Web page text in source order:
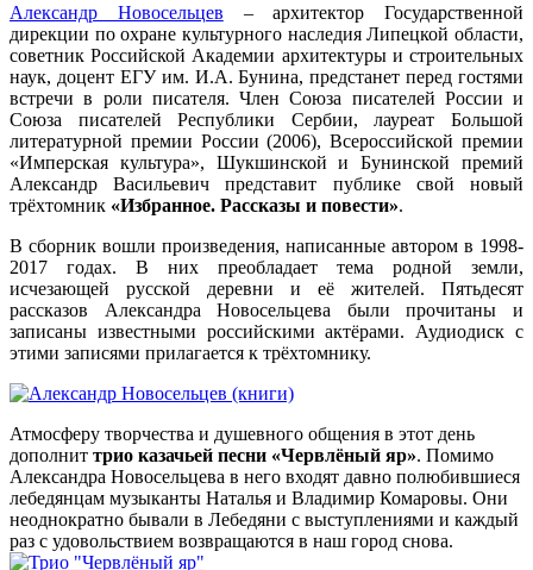
Александр Новосельцев – архитектор Государственной
дирекции по охране культурного наследия Липецкой области,
советник Российской Академии архитектуры и строительных
наук, доцент ЕГУ им. И.А. Бунина, предстанет перед гостями
встречи в роли писателя. Член Союза писателей России и
Союза писателей Республики Сербии, лауреат Большой
литературной премии России (2006), Всероссийской премии
«Имперская культура», Шукшинской и Бунинской премий
Александр Васильевич представит публике свой новый
трёхтомник «Избранное. Рассказы и повести».
В сборник вошли произведения, написанные автором в 1998-
2017 годах. В них преобладает тема родной земли,
исчезающей русской деревни и её жителей. Пятьдесят
рассказов Александра Новосельцева были прочитаны и
записаны известными российскими актёрами. Аудиодиск с
этими записями прилагается к трёхтомнику.
Атмосферу творчества и душевного общения в этот день
дополнит трио казачьей песни «Червлёный яр». Помимо
Александра Новосельцева в него входят давно полюбившиеся
лебедянцам музыканты Наталья и Владимир Комаровы. Они
неоднократно бывали в Лебедяни с выступлениями и каждый
раз с удовольствием возвращаются в наш город снова.